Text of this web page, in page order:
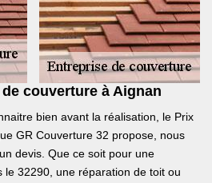
couverture à Aignan
bien avant la réalisation, le Prix
GR Couverture 32 propose, nous
devis. Que ce soit pour une
le 32290, une réparation de toit ou